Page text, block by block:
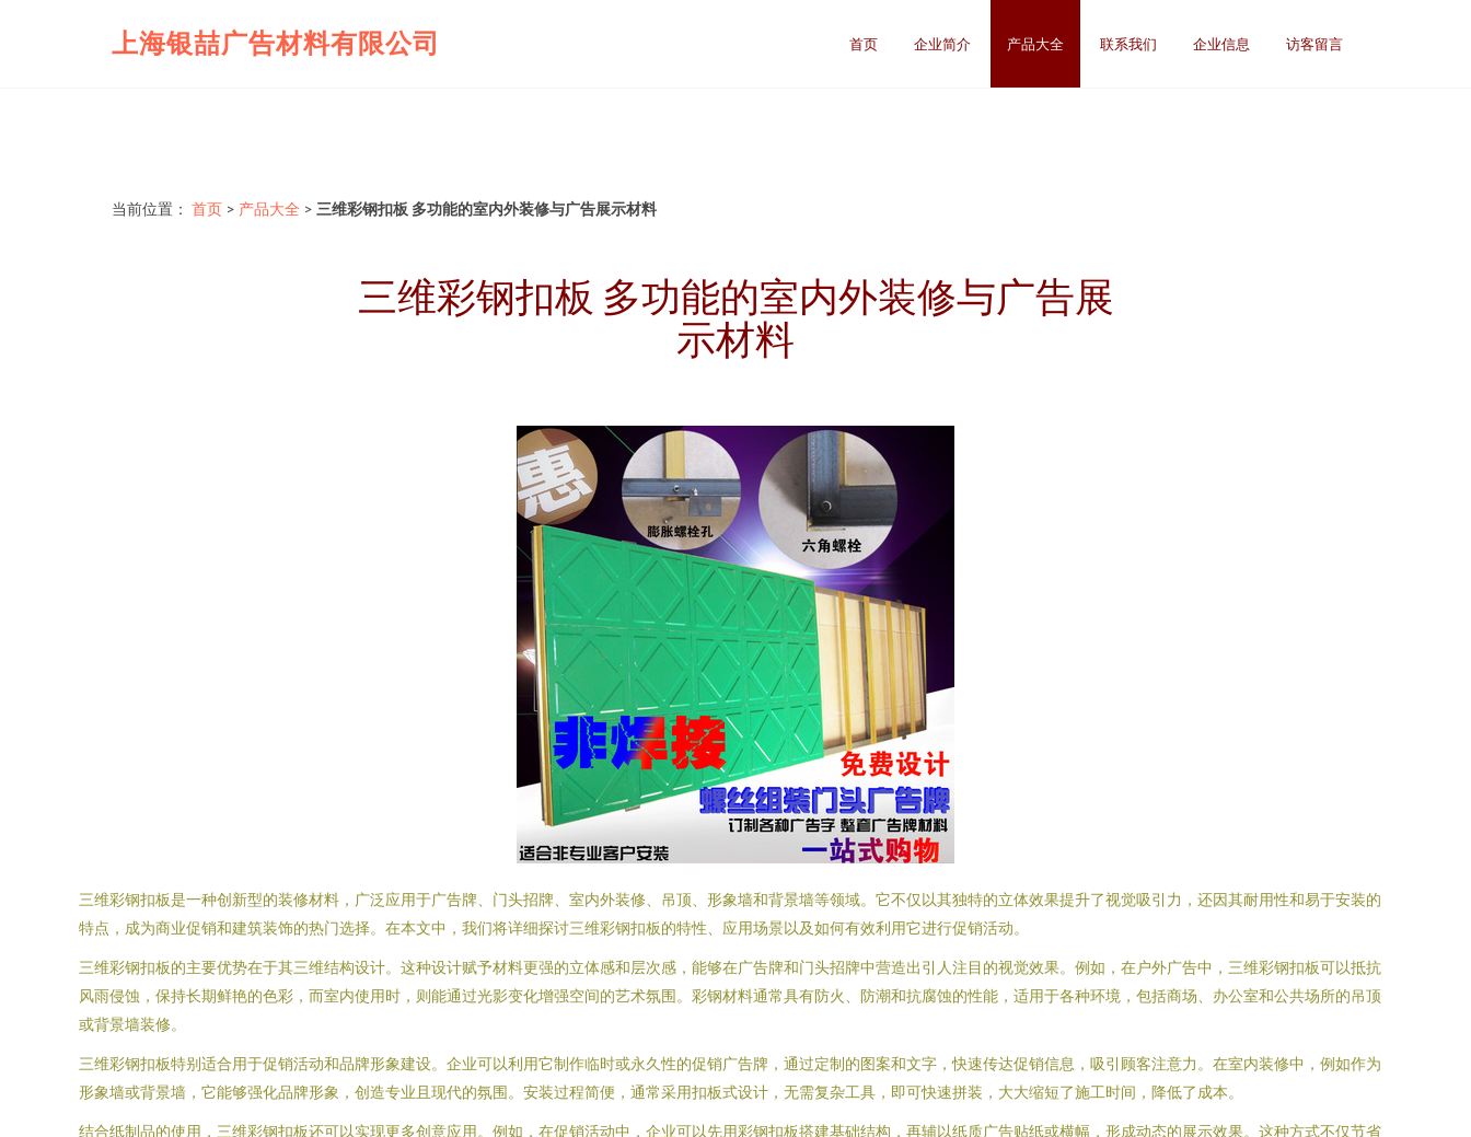
上海银喆广告材料有限公司 首页 企业简介 产品大全 联系我们 企业信息 访客留言
当前位置： 首页 > 产品大全 > 三维彩钢扣板 多功能的室内外装修与广告展示材料
三维彩钢扣板 多功能的室内外装修与广告展
示材料
三维彩钢扣板是一种创新型的装修材料，广泛应用于广告牌、门头招牌、室内外装修、吊顶、形象墙和背景墙等领域。它不仅以其独特的立体效果提升了视觉吸引力，还因其耐用性和易于安装的
特点，成为商业促销和建筑装饰的热门选择。在本文中，我们将详细探讨三维彩钢扣板的特性、应用场景以及如何有效利用它进行促销活动。
三维彩钢扣板的主要优势在于其三维结构设计。这种设计赋予材料更强的立体感和层次感，能够在广告牌和门头招牌中营造出引人注目的视觉效果。例如，在户外广告中，三维彩钢扣板可以抵抗
风雨侵蚀，保持长期鲜艳的色彩，而室内使用时，则能通过光影变化增强空间的艺术氛围。彩钢材料通常具有防火、防潮和抗腐蚀的性能，适用于各种环境，包括商场、办公室和公共场所的吊顶
或背景墙装修。
三维彩钢扣板特别适合用于促销活动和品牌形象建设。企业可以利用它制作临时或永久性的促销广告牌，通过定制的图案和文字，快速传达促销信息，吸引顾客注意力。在室内装修中，例如作为
形象墙或背景墙，它能够强化品牌形象，创造专业且现代的氛围。安装过程简便，通常采用扣板式设计，无需复杂工具，即可快速拼装，大大缩短了施工时间，降低了成本。
结合纸制品的使用，三维彩钢扣板还可以实现更多创意应用。例如，在促销活动中，企业可以先用彩钢扣板搭建基础结构，再辅以纸质广告贴纸或横幅，形成动态的展示效果。这种方式不仅节省